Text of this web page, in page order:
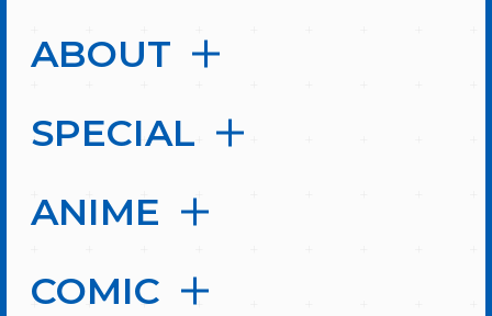
ABOUT
SPECIAL
ANIME
COMIC